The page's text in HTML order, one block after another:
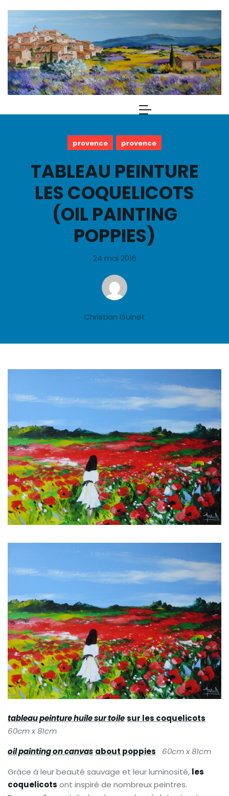
provence provence
TABLEAU PEINTURE
LES COQUELICOTS
(OIL PAINTING
POPPIES)
24 mai 2016
Christian Guinet
tableau peinture huile sur toilesur les coquelicots
60cm x 81cm
oil painting on canvas about poppies
60cm x 81cm
Grâce à leur beauté sauvage et leur luminosité, les
coquelicots ont inspiré de nombreux peintres.